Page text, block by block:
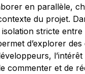
en parallèle,
du projet.
stricte
d’explorer
l’intérêt
commenter et de